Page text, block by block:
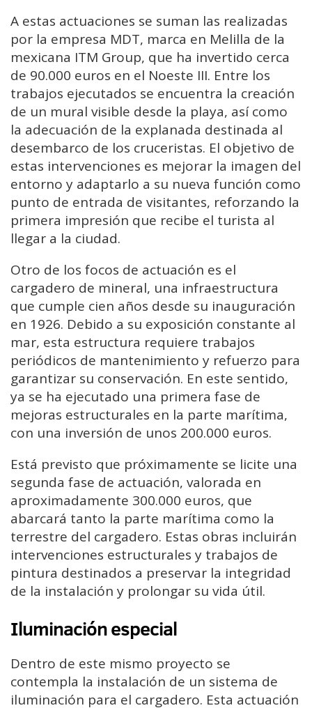
A estas actuaciones se suman las realizadas
por la empresa MDT, marca en Melilla de la
mexicana ITM Group, que ha invertido cerca
de 90.000 euros en el Noeste III. Entre los
trabajos ejecutados se encuentra la creación
de un mural visible desde la playa, así como
la adecuación de la explanada destinada al
desembarco de los cruceristas. El objetivo de
estas intervenciones es mejorar la imagen del
entorno y adaptarlo a su nueva función como
punto de entrada de visitantes, reforzando la
primera impresión que recibe el turista al
llegar a la ciudad.
Otro de los focos de actuación es el
cargadero de mineral, una infraestructura
que cumple cien años desde su inauguración
en 1926. Debido a su exposición constante al
mar, esta estructura requiere trabajos
periódicos de mantenimiento y refuerzo para
garantizar su conservación. En este sentido,
ya se ha ejecutado una primera fase de
mejoras estructurales en la parte marítima,
con una inversión de unos 200.000 euros.
Está previsto que próximamente se licite una
segunda fase de actuación, valorada en
aproximadamente 300.000 euros, que
abarcará tanto la parte marítima como la
terrestre del cargadero. Estas obras incluirán
intervenciones estructurales y trabajos de
pintura destinados a preservar la integridad
de la instalación y prolongar su vida útil.
Iluminación especial
Dentro de este mismo proyecto se
contempla la instalación de un sistema de
iluminación para el cargadero. Esta actuación